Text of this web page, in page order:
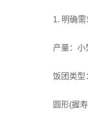
1. 明确需
产量：小型
饭团类型
圆形(握寿